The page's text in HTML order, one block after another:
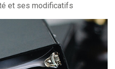
et ses modificatifs